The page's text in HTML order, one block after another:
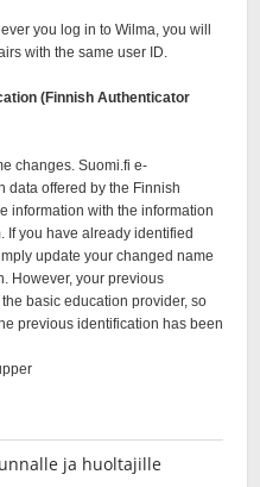
ja huoltajille